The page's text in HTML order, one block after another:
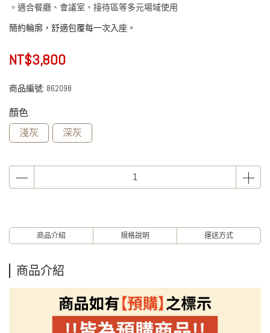
。適合餐廳、會議室、接待區等多元場域使用
簡約輪廓，舒適包覆每一次入座。
NT$3,800
商品編號: 862098
顏色
淺灰
深灰
商品介紹 規格說明 運送方式
商品介紹